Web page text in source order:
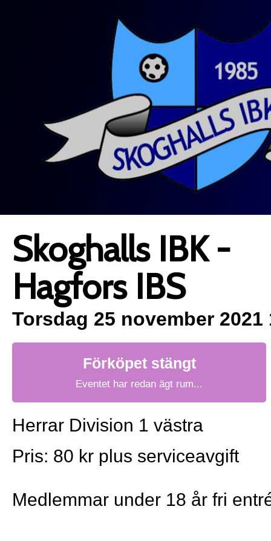
Skoghalls IBK -
Hagfors IBS
Torsdag 25 november 2021
Förköpet stängt
Eventet har redan ägt rum...
Herrar Division 1 västra
Pris: 80 kr plus serviceavgift
Medlemmar under 18 år fri